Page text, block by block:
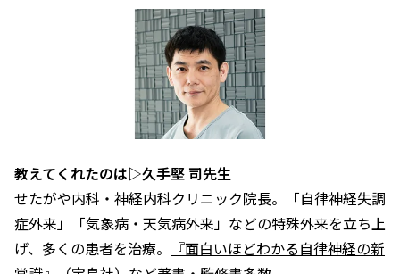
教えてくれたのは▷久手堅 司先生
せたがや内科・神経内科クリニック院長。「自律神経失調
症外来」「気象病・天気病外来」などの特殊外来を立ち上
げ、多くの患者を治療。
『面白いほどわかる自律神経の新